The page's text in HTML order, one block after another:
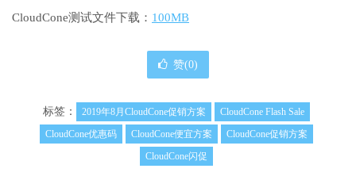
CloudCone测试文件下载： 100MB
赞(0)
标签： 2019年8月CloudCone促销方案
CloudCone Flash Sale
CloudCone优惠码
CloudCone便宜方案
CloudCone促销方案
CloudCone闪促